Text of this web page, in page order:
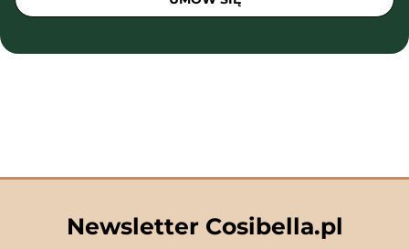
Newsletter Cosibella.pl